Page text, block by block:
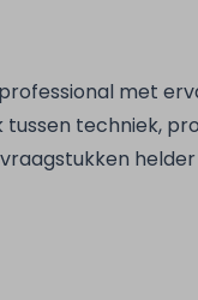
met
techniek,